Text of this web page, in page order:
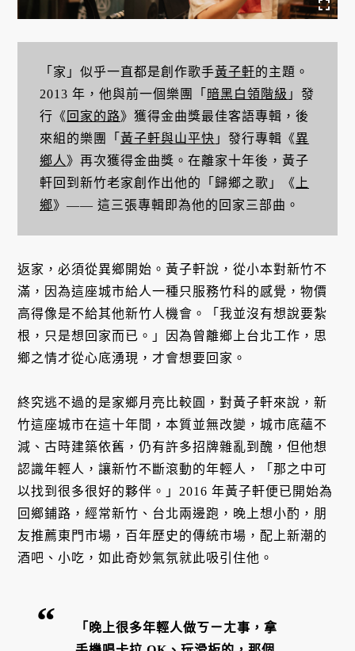
「家」似乎一直都是創作歌手黃子軒的主題。
2013 年，他與前一個樂團「 暗黑白領階級 」發
行《 回家的路》獲得金曲獎最佳客語專輯，後
來組的樂團「 黃子軒與山平快 」發行專輯《異
鄉人 》再次獲得金曲獎。在離家十年後，黃子
軒回到新竹老家創作出他的「歸鄉之歌」《 上
鄉》—— 這三張專輯即為他的回家三部曲。
返家，必須從異鄉開始。黃子軒說，從小本對新竹不
滿，因為這座城市給人一種只服務竹科的感覺，物價
高得像是不給其他新竹人機會。「我並沒有想說要紮
根，只是想回家而已。」因為曾離鄉上台北工作，思
鄉之情才從心底湧現，才會想要回家。
終究逃不過的是家鄉月亮比較圓，對黃子軒來說，新
竹這座城市在這十年間，本質並無改變，城市底蘊不
減、古時建築依舊，仍有許多招牌雜亂到醜，但他想
認識年輕人，讓新竹不斷滾動的年輕人，「那之中可
以找到很多很好的夥伴。」2016 年黃子軒便已開始為
回鄉鋪路，經常新竹、台北兩邊跑，晚上想小酌，朋
友推薦東門市場，百年歷史的傳統市場，配上新潮的
酒吧、小吃，如此奇妙氣氛就此吸引住他。
「晚上很多年輕人做ㄎㄧㄤ事，拿